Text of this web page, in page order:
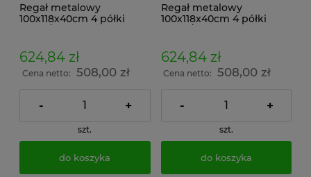
Regał metalowy
100x118x40cm 4 półki
dokumenty w archiwum i
do magazynu
624,84 zł
Cena netto: 508,00 zł
- +
szt.
do koszyka
Regał metalowy
100x118x40cm 4 półki
dokumenty w archiwum i
do magazynu
624,84 zł
Cena netto: 508,00 zł
- +
szt.
do koszyka